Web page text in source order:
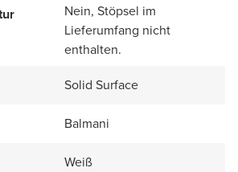
Nein, Stöpsel im
Lieferumfang nicht
enthalten.
Solid Surface
Balmani
Weiß